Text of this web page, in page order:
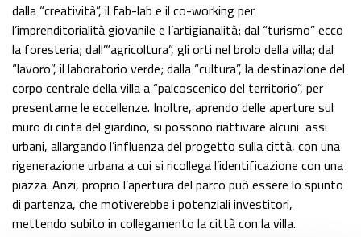
dalla “creatività”, il fab-lab e il co-working per
l’imprenditorialità giovanile e l’artigianalità; dal “turismo” ecco
la foresteria; dall’”agricoltura”, gli orti nel brolo della villa; dal
“lavoro”, il laboratorio verde; dalla “cultura”, la destinazione del
corpo centrale della villa a “palcoscenico del territorio”, per
presentarne le eccellenze. Inoltre, aprendo delle aperture sul
muro di cinta del giardino, si possono riattivare alcuni assi
urbani, allargando l’influenza del progetto sulla città, con una
rigenerazione urbana a cui si ricollega l’identificazione con una
piazza. Anzi, proprio l’apertura del parco può essere lo spunto
di partenza, che motiverebbe i potenziali investitori,
mettendo subito in collegamento la città con la villa.